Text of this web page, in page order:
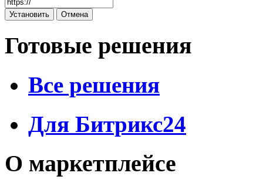
Готовые решения
Все решения
Для Битрикс24
О маркетплейсе